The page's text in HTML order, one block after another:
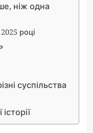
ніж одна
році
суспільства